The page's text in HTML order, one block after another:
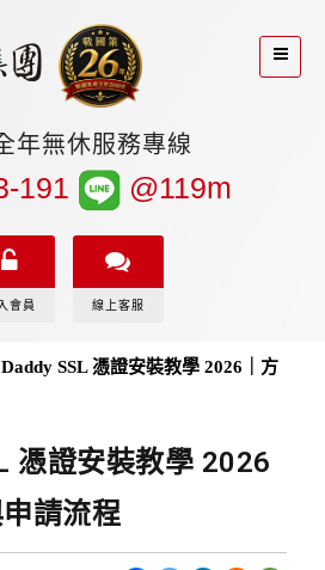
年無休服務專線
191 @119m
會員 線上客服
SSL 憑證安裝教學 2026｜方
憑證安裝教學 2026
申請流程